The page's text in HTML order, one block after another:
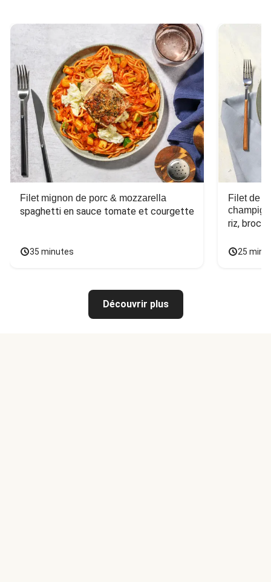
Filet mignon de porc & mozzarella
spaghetti en sauce tomate et courgette
35 minutes
Filet de
riz,
25
Découvrir plus